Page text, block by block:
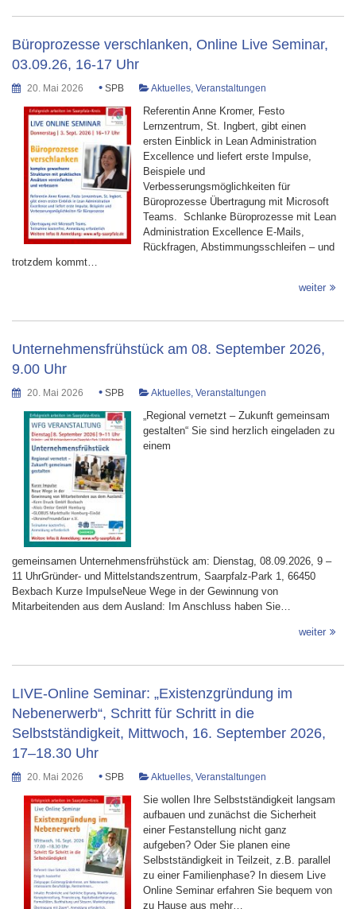
Büroprozesse verschlanken, Online Live Seminar,
03.09.26, 16-17 Uhr
20. Mai 2026 • SPB Aktuelles Veranstaltungen
Referentin Anne Kromer, Festo
Lernzentrum, St. Ingbert, gibt einen
ersten Einblick in Lean Administration
Excellence und liefert erste Impulse,
Beispiele und
Verbesserungsmöglichkeiten für
Büroprozesse Übertragung mit Microsoft
Teams. Schlanke Büroprozesse mit Lean
Administration Excellence E-Mails,
Rückfragen, Abstimmungsschleifen – und
trotzdem kommt…
weiter
Unternehmensfrühstück am 08. September 2026,
9.00 Uhr
20. Mai 2026 • SPB Aktuelles, Veranstaltungen
„Regional vernetzt – Zukunft gemeinsam
gestalten“ Sie sind herzlich eingeladen zu
einem
gemeinsamen Unternehmensfrühstück am: Dienstag, 08.09.2026, 9 –
11 UhrGründer- und Mittelstandszentrum, Saarpfalz-Park 1, 66450
Bexbach Kurze ImpulseNeue Wege in der Gewinnung von
Mitarbeitenden aus dem Ausland: Im Anschluss haben Sie…
weiter
LIVE-Online Seminar: „Existenzgründung im
Nebenerwerb“, Schritt für Schritt in die
Selbstständigkeit, Mittwoch, 16. September 2026,
17–18.30 Uhr
20. Mai 2026 • SPB Aktuelles, Veranstaltungen
Sie wollen Ihre Selbstständigkeit langsam
aufbauen und zunächst die Sicherheit
einer Festanstellung nicht ganz
aufgeben? Oder Sie planen eine
Selbstständigkeit in Teilzeit, z.B. parallel
zu einer Familienphase? In diesem Live
Online Seminar erfahren Sie bequem von
zu Hause aus mehr…